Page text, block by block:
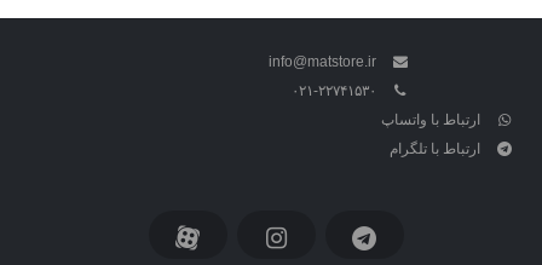
info@matstore.ir
۰۲۱-۲۲۷۴۱۵۳۰
ارتباط با واتساپ
ارتباط با تلگرام